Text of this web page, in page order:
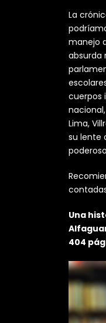
La
manejo
absurda
cuerpos
Lima,
su lente
Una
404